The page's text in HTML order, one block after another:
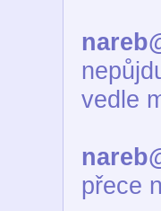
vedle
přece